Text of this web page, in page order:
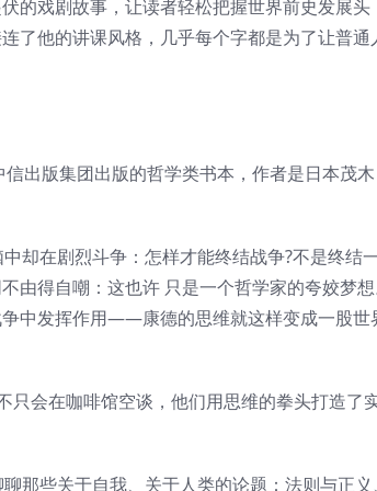
的戏剧故事，让读者轻松把握世界前史发展头
了他的讲课风格，几乎每个字都是为了让普通
出版集团出版的哲学类书本，作者是日本茂木
却在剧烈斗争：怎样才能终结战争?不是终结
得自嘲：这也许 只是一个哲学家的夸姣梦想
中发挥作用——康德的思维就这样变成一股世
会在咖啡馆空谈，他们用思维的拳头打造了
那些关于自我、关于人类的论题：法则与正义、